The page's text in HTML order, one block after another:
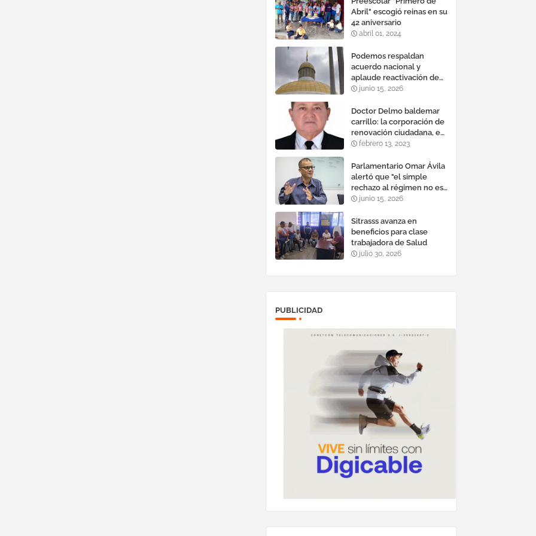
Abril" escogió reinas en su
42 aniversario
abril 01, 2024
Podemos respaldan
acuerdo nacional y
aplaude reactivación de
Tocoma con la
megavatios al sistema
eléctrico nacional
junio 15, 2026
Doctor Delmo baldemar
carrillo: la corporación de
renovación ciudadana, es
un banco mundial de
febrero 13, 2023
Parlamentario Omar Ávila
alertó que "el simple
rechazo al régimen no es
suficiente para lograr un
efectivo"
junio 15, 2026
Sitrasss avanza en
beneficios para clase
trabajadora de Salud
julio 30, 2026
PUBLICIDAD